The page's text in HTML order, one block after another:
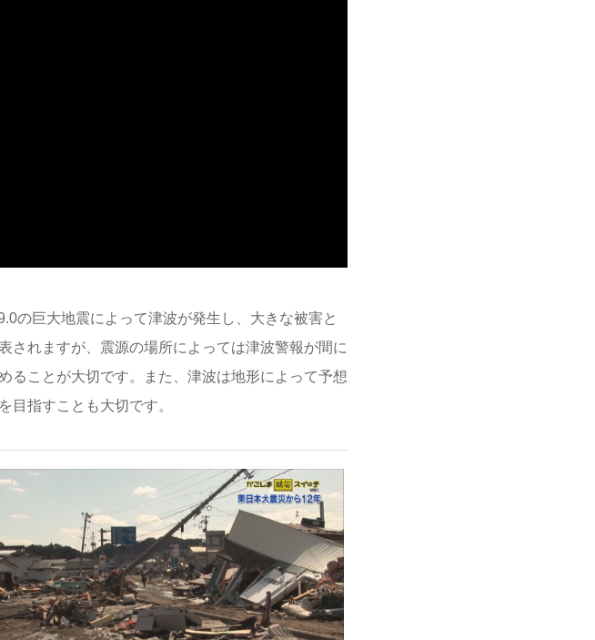
の巨大地震によって津波が発生し、大きな被害と
されますが、震源の場所によっては津波警報が間に
ることが大切です。また、津波は地形によって予想
目指すことも大切です。